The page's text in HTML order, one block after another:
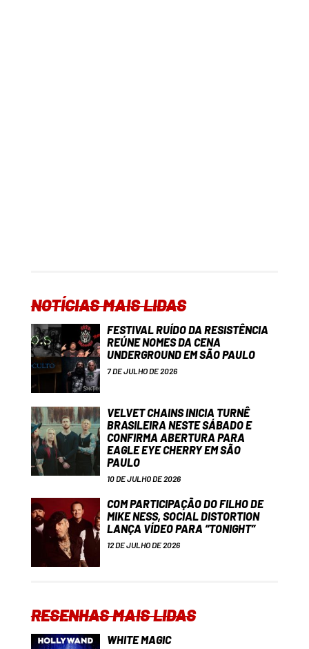
NOTÍCIAS MAIS LIDAS
FESTIVAL RUÍDO DA RESISTÊNCIA
REÚNE NOMES DA CENA
UNDERGROUND EM SÃO PAULO
7 DE JULHO DE 2026
VELVET CHAINS INICIA TURNÊ
BRASILEIRA NESTE SÁBADO E
CONFIRMA ABERTURA PARA
EAGLE EYE CHERRY EM SÃO
PAULO
10 DE JULHO DE 2026
COM PARTICIPAÇÃO DO FILHO DE
MIKE NESS, SOCIAL DISTORTION
LANÇA VÍDEO PARA “TONIGHT”
12 DE JULHO DE 2026
RESENHAS MAIS LIDAS
WHITE MAGIC